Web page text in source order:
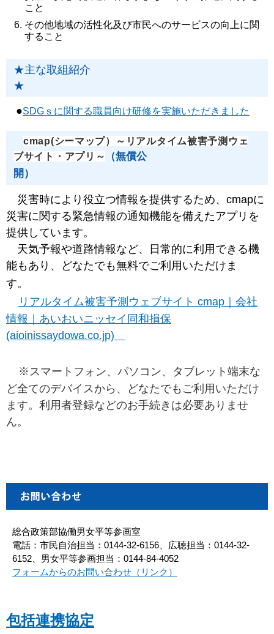
こと
その他地域の活性化及び市民へのサービスの向上に関
すること
★主な取組紹介
★
●SDGｓに関する職員向け研修を実施いただきました
cmap(シーマップ）～リアルタイム被害予測ウェ
ブサイト・アプリ～
（無償公
開）
災害時により役立つ情報を提供するため、cmapに
災害に関する緊急情報の通知機能を備えたアプリを
提供しています。
天気予報や道路情報など、日常的に利用できる機
能もあり、どなたでも無料でご利用いただけま
す。
リアルタイム被害予測ウェブサイト cmap ｜会社
情報｜あいおいニッセイ同和損保
(aioinissaydowa.co.jp)
※スマートフォン、パソコン、タブレット端末な
ど全てのデバイスから、どなたでもご利用いただけ
ます。利用者登録などのお手続きは必要ありませ
ん。
総合政策部協働男女平等参画室
電話：市民自治担当：0144-32-6156、広聴担当：0144-32-
6152、男女平等参画担当：0144-84-4052
フォームからのお問い合わせ（リンク）
包括連携協定